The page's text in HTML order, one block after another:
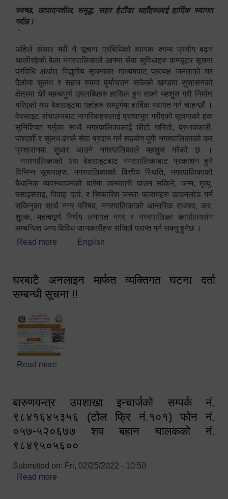
स्वच्छ, उत्पादनशील, समृद्ध, सहर हेटौंडा यहाँहरुलाई हार्दिक स्वागत
गर्दछ।
"
अहिले संसार भरी नै सूचना प्रविधिको व्यापक रुपमा प्रयोग बढ्न
थालीरहेको वेला नगरपालिकाले आफ्ना सेवा सुविधाहरु कम्प्यूटर सूचना
प्रविधि अर्थात् विद्युतीय सूचनाका माध्यमबाट प्रत्यक्ष जनताको घर
दैलोमा सुलभ र सहज रुपमा पुर्याचउन सकेको खण्डमा सुशासनको
क्षेत्रमा धेरै महत्वपुर्ण उपलब्धिहरु हासिल हुन सक्ने महशुस गरी निर्माण
गरिएको यस वेवसाइटमा यहांहरु सम्पूर्णमा हार्दिक स्वागत गर्न चाहन्छौं ।
वेवसाइट संचालनबाट नागरिकहरुलाई प्रत्याभुत गरीएको सूचनाको हक
सुनिश्चित गर्नुका साथै नगरपालिकालाई छीटो छरितो, प्रभावकारी,
पारदर्शी र सुलभ ढंगले सेवा प्रदान गर्न सहयोग पुगी नगरपालिकाको कर
प्रशासनमा सुधार आउने नगरपालिकाले महशुस गरेको छ ।
नगरपालिकाको यस वेवसाइटबाट नगरपालिकाबाट प्रकाशन हुने
विभिन्न सूचनाहरु, नगरपालिकाको वित्तीय स्थिति, नगरपालिकाको
बैधानिक व्यवस्थापनको बारेमा जानकारी पाउन सकिने, जन्म, मृत्यु,
बसाइसराइ, विवाह दर्ता, र सिफारिश जस्ता फारामहरु डाउनलोड गर्न
सकिनुका साथै नगर परिषद, नगरपालिकाको आन्तरिक राजश्व, कर,
शुल्क, महत्वपूर्ण निर्णय लगायत नगर र नगरपालिका कार्यालयसंग
सम्बन्धित अन्य विविध जानकारीहरु सजिलै प्राप्त गर्न सक्नु हुनेछ ।
Read more about स्वागतम!!!
English
घरबाटै अनलाइन मार्फत व्यक्तिगत घटना दर्ता
सम्बन्धी सूचना !!
Read more
बारुणयन्त्र उपशाखा इन्चार्जको सम्पर्क नं.
९८४१६४५३५६ (टोल फ्रि नं.१०१) फोन नं.
०५७-५२०६७७ शव बहान चालकको नं.
९८४९५०५६००
Submitted on: Fri, 02/25/2022 - 10:50
Read more